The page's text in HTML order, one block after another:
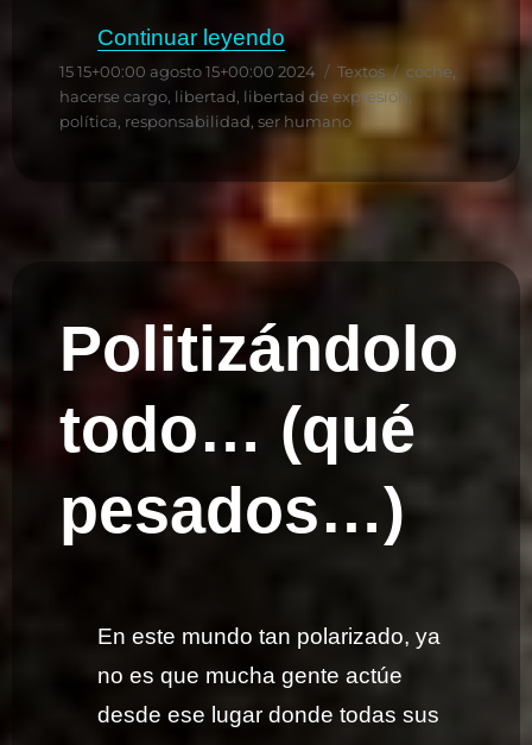
Continuar leyendo«Infantilizando el
Publicado
el
15 15+00:00 agosto 15+00:00 2024 Categorías
Textos Etiquetas
coche
hacerse cargo libertad, libertad de expresión
política responsabilidad, ser humano
Politizándolo
todo… (qué
pesados…)
En este mundo tan polarizado, ya
no es que mucha gente actúe
desde ese lugar donde todas sus